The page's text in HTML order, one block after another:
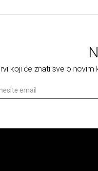
koji će znati sve o